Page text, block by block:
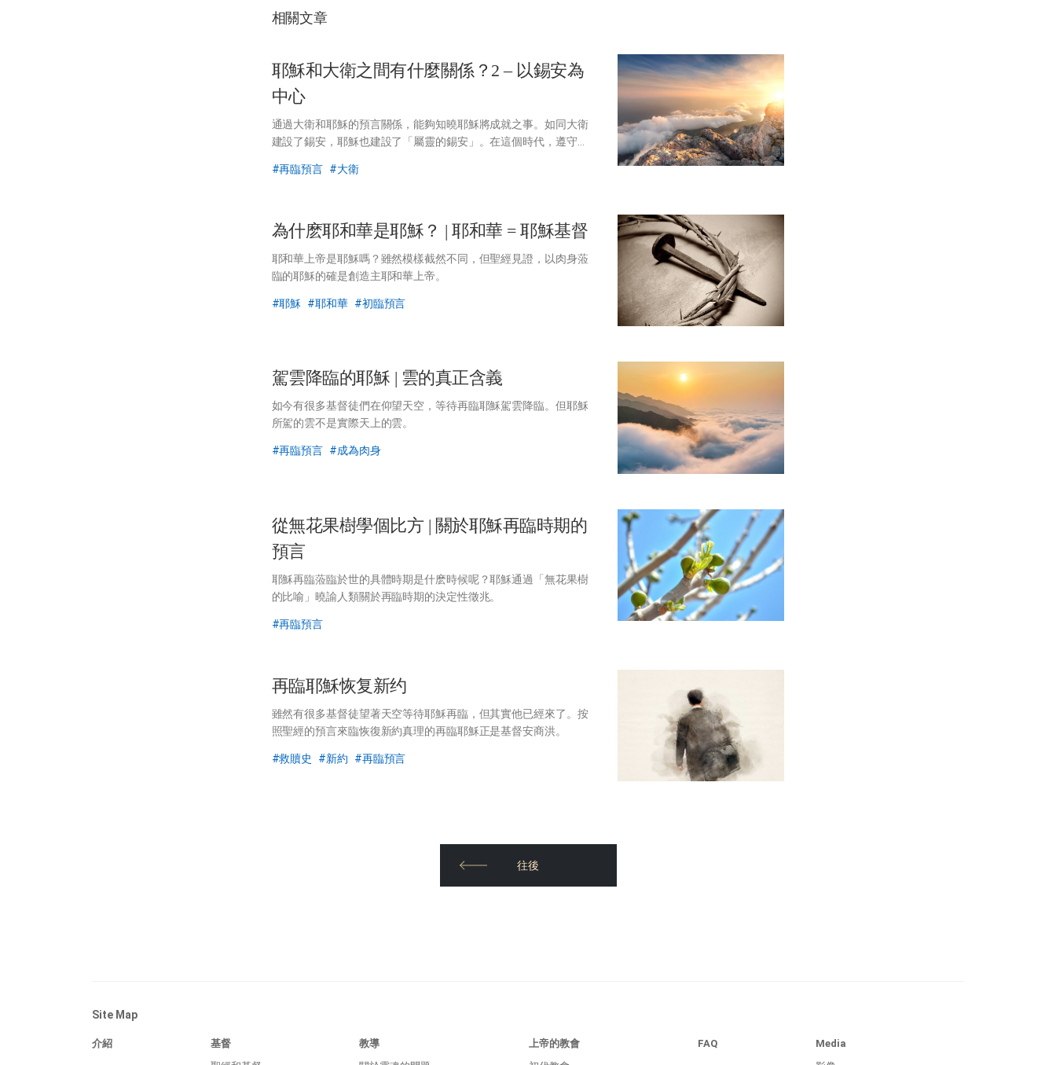
유
相關文章
耶穌和大衛之間有什麼關係？2– 以錫安為
中心
通過大衛和耶穌的預言關係，能夠知曉耶穌將成就之事。如同大衛
建設了錫安，耶穌也建設了「屬靈的錫安」。在這個時代，遵守上
再臨預言
大衛
為什麽耶和華是耶穌？ | 耶和華 = 耶穌基督
耶和華上帝是耶穌嗎？雖然模樣截然不同，但聖經見證，以肉身蒞
臨的耶穌的確是創造主耶和華上帝。
耶穌 耶和華 初臨預言
駕雲降臨的耶穌 | 雲的真正含義
如今有很多基督徒們在仰望天空，等待再臨耶穌駕雲降臨。但耶穌
所駕的雲不是實際天上的雲。
再臨預言 成為肉身
從無花果樹學個比方 | 關於耶穌再臨時期的
預言
耶穌再臨蒞臨於世的具體時期是什麽時候呢？耶穌通過「無花果樹
的比喻」曉諭人類關於再臨時期的決定性徵兆。
再臨預言
再臨耶穌恢复新约
雖然有很多基督徒望著天空等待耶穌再臨，但其實他已經來了。按
照聖經的預言來臨恢復新約真理的再臨耶穌正是基督安商洪。
救贖史 新約 再臨預言
往後
Site Map
介紹
基督
教導
上帝的教會
FAQ
Media